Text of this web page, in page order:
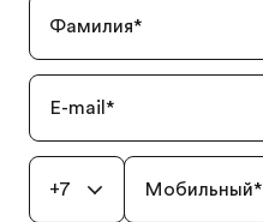
Фамилия*
E-mail *
+7 Мобильный*